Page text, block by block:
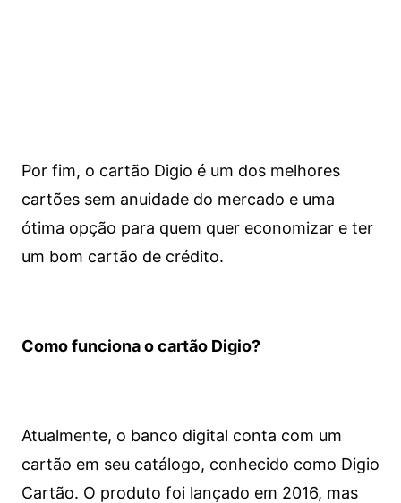
Por fim, o cartão Digio é um dos melhores
cartões sem anuidade do mercado e uma
ótima opção para quem quer economizar e ter
um bom cartão de crédito.
Como funciona o cartão Digio?
Atualmente, o banco digital conta com um
cartão em seu catálogo, conhecido como Digio
Cartão. O produto foi lançado em 2016, mas